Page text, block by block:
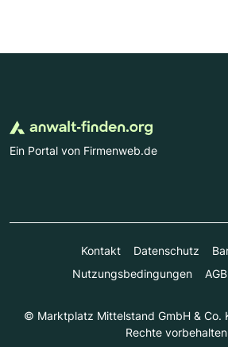
Ein Portal von Firmenweb.de
Kontakt Datenschutz
Nutzungsbedingungen
AGB
© Marktplatz Mittelstand GmbH & Co.
Rechte